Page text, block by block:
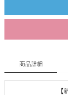
商品詳細
【